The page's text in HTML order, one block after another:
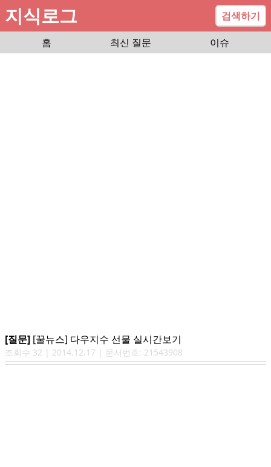
지식로그
검색하기
홈
최신 질문 이슈
[질문] [꿀뉴스] 다우지수 선물 실시간보기
조회수 32 | 2014.12.17 | 문서번호: 21543908